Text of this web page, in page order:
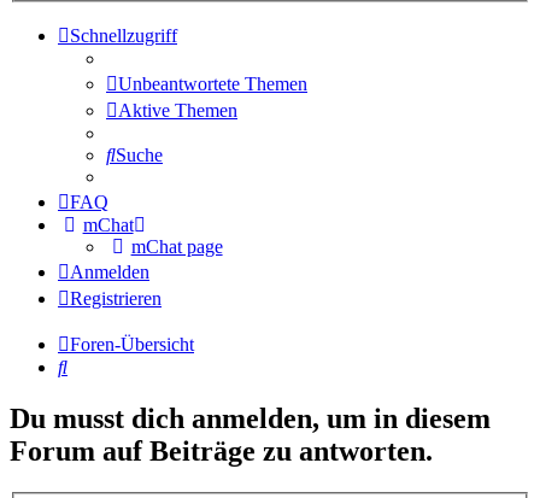
Schnellzugriff
Unbeantwortete Themen
Aktive Themen
Suche
FAQ
mChat
mChat page
Anmelden
Registrieren
Foren-Übersicht
Suche
Du musst dich anmelden, um in diesem
Forum auf Beiträge zu antworten.